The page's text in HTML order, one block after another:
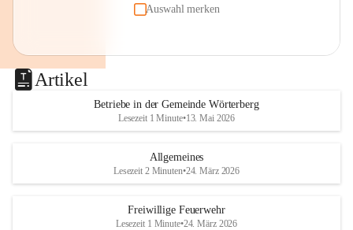
Auswahl merken
Artikel
Betriebe in der Gemeinde Wörterberg
Lesezeit 1 Minute•13. Mai 2026
Allgemeines
Lesezeit 2 Minuten•24. März 2026
Freiwillige Feuerwehr
Lesezeit 1 Minute•24. März 2026